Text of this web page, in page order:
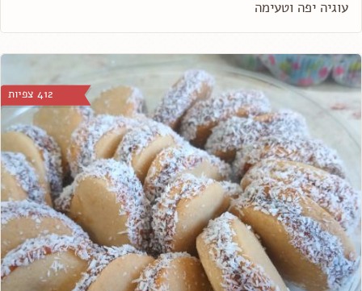
עוגיה יפה וטעימה
412 צפיות